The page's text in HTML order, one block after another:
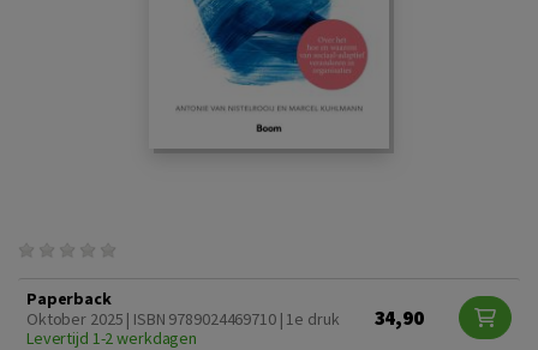
Paperback
Oktober 2025 | ISBN 9789024469710 | 1e druk
Levertijd 1-2 werkdagen
34,90